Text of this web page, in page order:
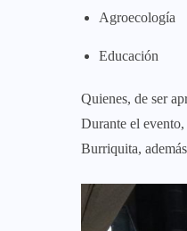
Agroecología
Educación
Quienes, de ser
Durante el
Burriquita,